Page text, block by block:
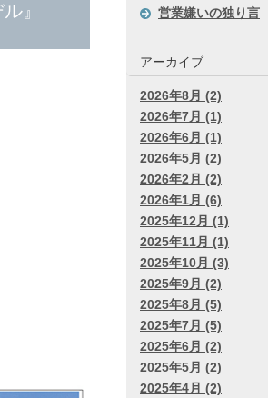
』
営業嫌いの独り言
アーカイブ
2026年8月 (2)
2026年7月 (1)
2026年6月 (1)
2026年5月 (2)
2026年2月 (2)
2026年1月 (6)
2025年12月 (1)
2025年11月 (1)
2025年10月 (3)
2025年9月 (2)
2025年8月 (5)
2025年7月 (5)
2025年6月 (2)
2025年5月 (2)
2025年4月 (2)